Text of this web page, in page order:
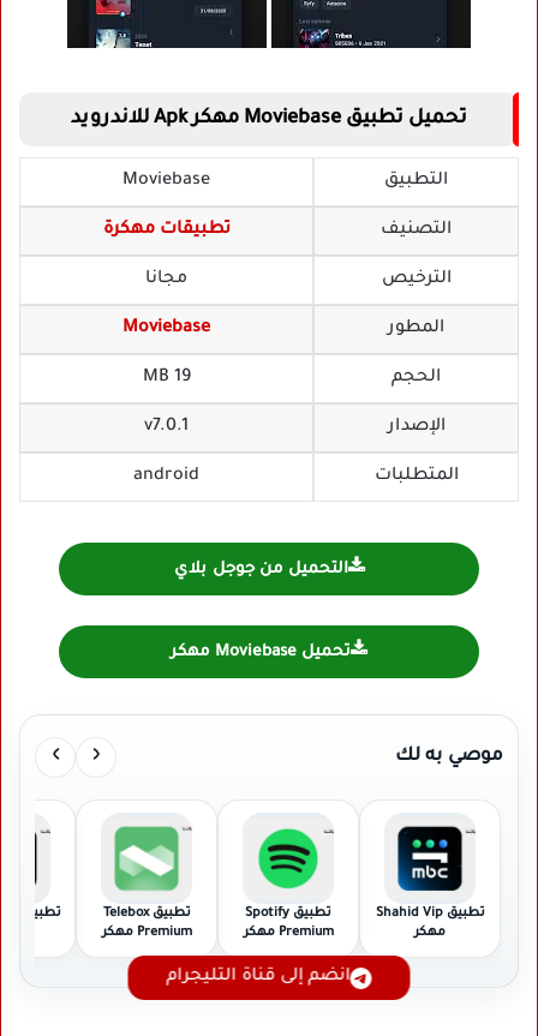
تحميل تطبيق Moviebase مهكر Apk للاندرويد
التطبيق Moviebase
التصنيف تطبيقات مهكرة
الترخيص مجانا
المطور Moviebase
الحجم 19 MB
الإصدار v7.0.1
المتطلبات android
التحميل من جوجل بلاي
تحميل Moviebase مهكر
موصي به لك ‹
›
تطبيق Shahid Vip
مهكر
تطبيق Spotify
Premium مهكر
تطبيق Telebox
Premium مهكر
تطبيق TikTok مهكر
انضم إلى قناة التليجرام